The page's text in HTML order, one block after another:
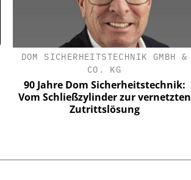
DOM SICHERHEITSTECHNIK GMBH &
CO. KG
90 Jahre Dom Sicherheitstechnik:
Vom Schließzylinder zur vernetzten
Zutrittslösung